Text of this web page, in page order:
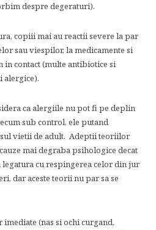
despre degeraturi).
copiii mai au reactii severe la par
sau viespilor, la medicamente si
in contact (multe antibiotice si
alergice).
ca alergiile nu pot fi pe deplin
sub control, ele putand
vietii de adult. Adeptii teoriilor
mai degraba psihologice decat
cu respingerea celor din jur
dar aceste teorii nu par sa se
(nas si ochi curgand,